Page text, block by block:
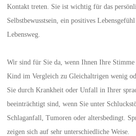
Kontakt treten. Sie ist wichtig für das
Selbstbewusstsein, ein positives
Lebensweg.
Wir sind für Sie da, wenn Ihnen Ihre
Kind im Vergleich zu Gleichaltrigen wenig
Sie durch Krank­heit oder Unfall in Ihrer
beeinträchtigt sind, wenn Sie unter
Schlaganfall, Tumoren oder alters­bedingt.
zeigen sich auf sehr unterschiedliche Weise.